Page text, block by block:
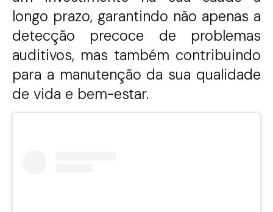
longo prazo, garantindo não apenas a
detecção precoce de problemas
auditivos, mas também contribuindo
para a manutenção da sua qualidade
de vida e bem-estar.